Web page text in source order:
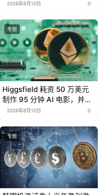
2026年8月10日 0
专题
Higgsfield 耗资 50 万美元
制作 95 分钟 AI 电影，并开
源全部提示词
2026年8月10日 0
专题